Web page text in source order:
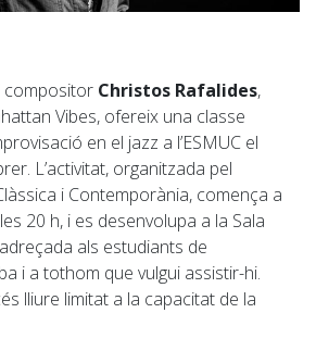
compositor Christos Rafalides,
Vibes, ofereix una classe
en el jazz a l’ESMUC el
L’activitat, organitzada pel
i Contemporània, comença a
20 h, i es desenvolupa a la Sala
als estudiants de
i a tothom que vulgui assistir-hi.
lliure limitat a la capacitat de la